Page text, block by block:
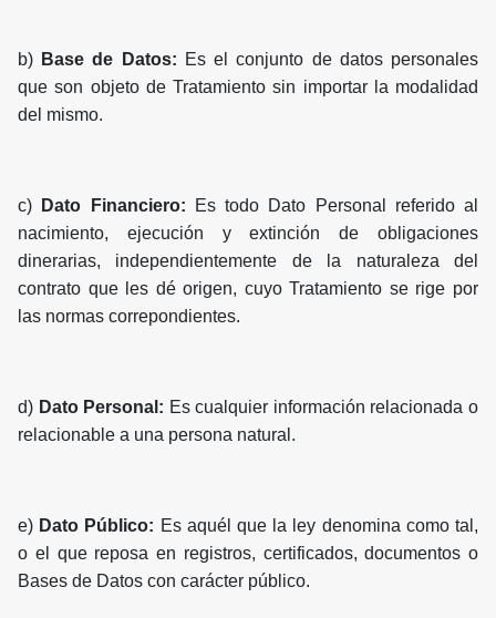
b) Base de Datos: Es el conjunto de datos personales
que son objeto de Tratamiento sin importar la modalidad
del mismo.
c) Dato Financiero:
Es todo Dato Personal referido al
nacimiento, ejecución y extinción de obligaciones
dinerarias, independientemente de la naturaleza del
contrato que les dé origen, cuyo Tratamiento se rige por
las normas correpondientes.
d) Dato Personal: Es cualquier información relacionada o
relacionable a una persona natural.
e) Dato Público: Es aquél que la ley denomina como tal,
o el que reposa en registros, certificados, documentos o
Bases de Datos con carácter público.